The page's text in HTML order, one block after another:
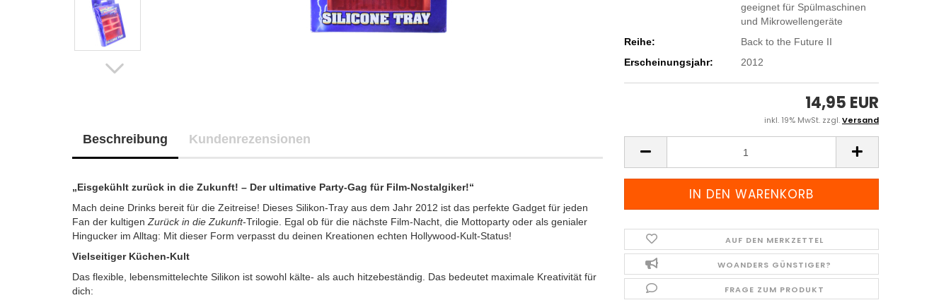
geeignet für Spülmaschinen
und Mikrowellengeräte
Reihe:
Back to the Future II
Erscheinungsjahr:
2012
14,95 EUR
inkl. 19% MwSt. zzgl.Versand
AUF DEN MERKZETTEL
WOANDERS GÜNSTIGER?
FRAGE ZUM PRODUKT
Beschreibung Kundenrezensionen
„Eisgekühlt zurück in die Zukunft! – Der ultimative Party-Gag für Film-Nostalgiker!“
Mach deine Drinks bereit für die Zeitreise! Dieses Silikon-Tray aus dem Jahr 2012 ist das perfekte Gadget für jeden
Fan der kultigen Zurück in die Zukunft-Trilogie. Egal ob für die nächste Film-Nacht, die Mottoparty oder als genialer
Hingucker im Alltag: Mit dieser Form verpasst du deinen Kreationen echten Hollywood-Kult-Status!
Vielseitiger Küchen-Kult
Das flexible, lebensmittelechte Silikon ist sowohl kälte- als auch hitzebeständig. Das bedeutet maximale Kreativität für
dich: